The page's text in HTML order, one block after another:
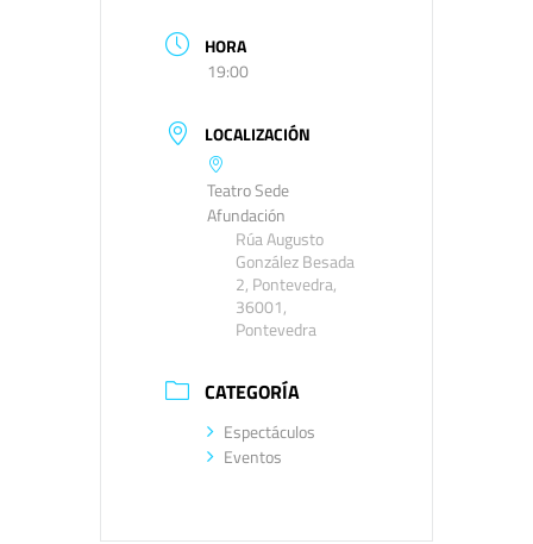
HORA
19:00
LOCALIZACIÓN
Teatro Sede
Afundación
Rúa Augusto
González Besada
2, Pontevedra,
36001,
Pontevedra
CATEGORÍA
Espectáculos
Eventos